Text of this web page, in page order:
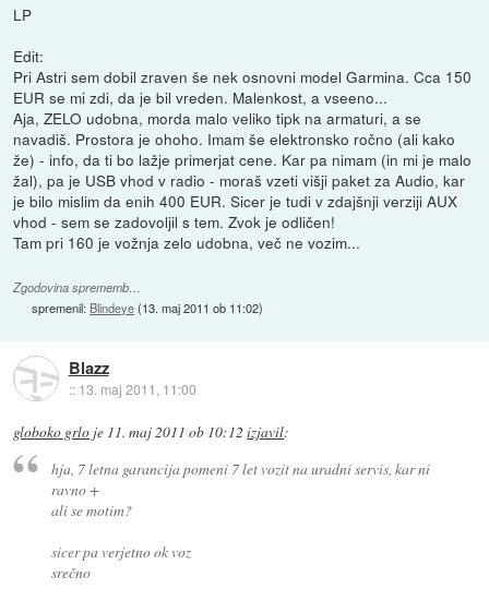
LP
Edit:
Pri Astri sem dobil zraven še nek osnovni model Garmina. Cca 150
EUR se mi zdi, da je bil vreden. Malenkost, a vseeno...
Aja, ZELO udobna, morda malo veliko tipk na armaturi, a se
navadiš. Prostora je ohoho. Imam še elektronsko ročno (ali kako
že) - info, da ti bo lažje primerjat cene. Kar pa nimam (in mi je malo
žal), pa je USB vhod v radio - moraš vzeti višji paket za Audio, kar
je bilo mislim da enih 400 EUR. Sicer je tudi v zdajšnji verziji AUX
vhod - sem se zadovoljil s tem. Zvok je odličen!
Tam pri 160 je vožnja zelo udobna, več ne vozim...
Zgodovina sprememb…
spremenil: Blindeye(13. maj 2011 ob 11:02)
Blazz
:: 13. maj 2011, 11:00
globoko grlo je 11. maj 2011 ob 10:12 izjavil:
hja, 7 letna garancija pomeni 7 let vozit na uradni servis, kar ni
ravno +
ali se motim?
sicer pa verjetno ok voz
srečno